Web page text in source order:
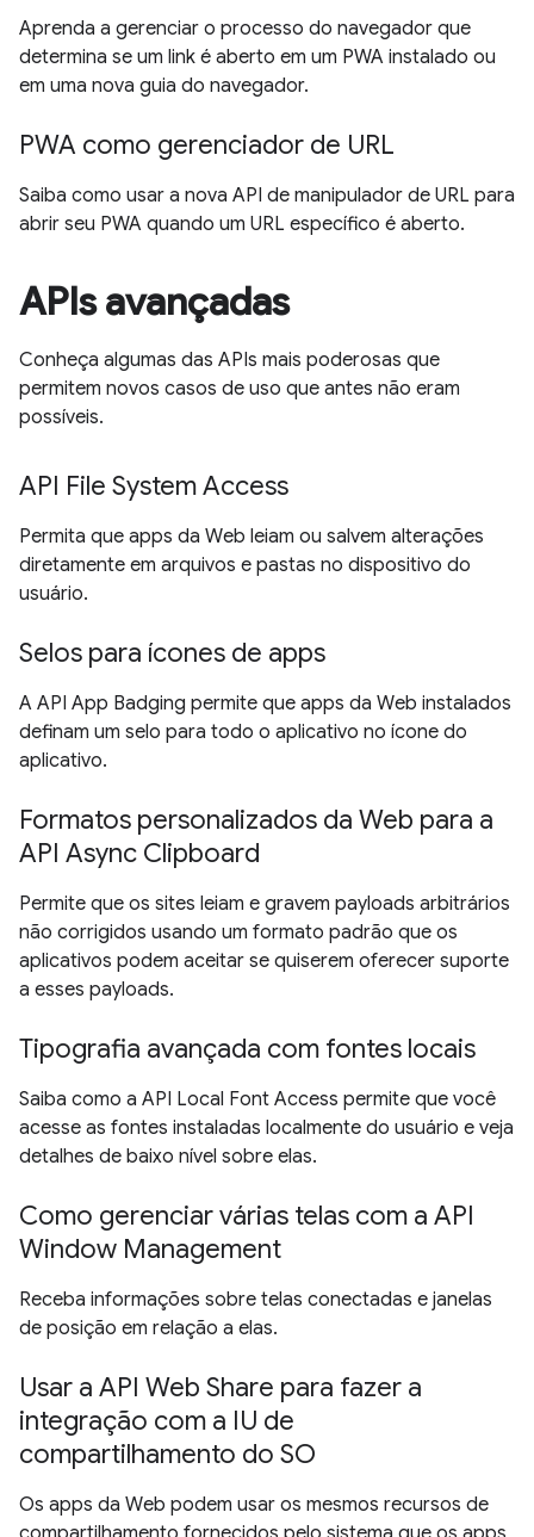
Aprenda a gerenciar o processo do navegador que
determina se um link é aberto em um PWA instalado ou
em uma nova guia do navegador.
PWA como gerenciador de URL
Saiba como usar a nova API de manipulador de URL para
abrir seu PWA quando um URL específico é aberto.
APIs avançadas
Conheça algumas das APIs mais poderosas que
permitem novos casos de uso que antes não eram
possíveis.
API File System Access
Permita que apps da Web leiam ou salvem alterações
diretamente em arquivos e pastas no dispositivo do
usuário.
Selos para ícones de apps
A API App Badging permite que apps da Web instalados
definam um selo para todo o aplicativo no ícone do
aplicativo.
Formatos personalizados da Web para a
API Async Clipboard
Permite que os sites leiam e gravem payloads arbitrários
não corrigidos usando um formato padrão que os
aplicativos podem aceitar se quiserem oferecer suporte
a esses payloads.
Tipografia avançada com fontes locais
Saiba como a API Local Font Access permite que você
acesse as fontes instaladas localmente do usuário e veja
detalhes de baixo nível sobre elas.
Como gerenciar várias telas com a API
Window Management
Receba informações sobre telas conectadas e janelas
de posição em relação a elas.
Usar a API Web Share para fazer a
integração com a IU de
compartilhamento do SO
Os apps da Web podem usar os mesmos recursos de